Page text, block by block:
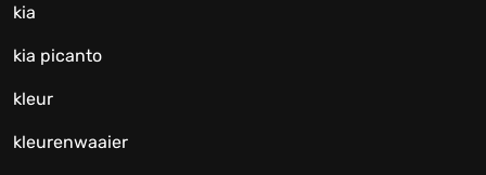
kia
kia picanto
kleur
kleurenwaaier